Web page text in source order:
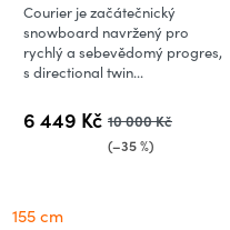
6 449 Kč 10 000 Kč
(–35 %)
Courier je začátečnický
snowboard navržený pro
rychlý a sebevědomý progres,
s directional twin...
155 cm